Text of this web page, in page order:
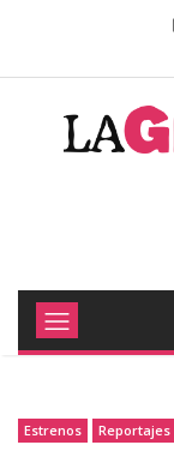
Estrenos Reportajes